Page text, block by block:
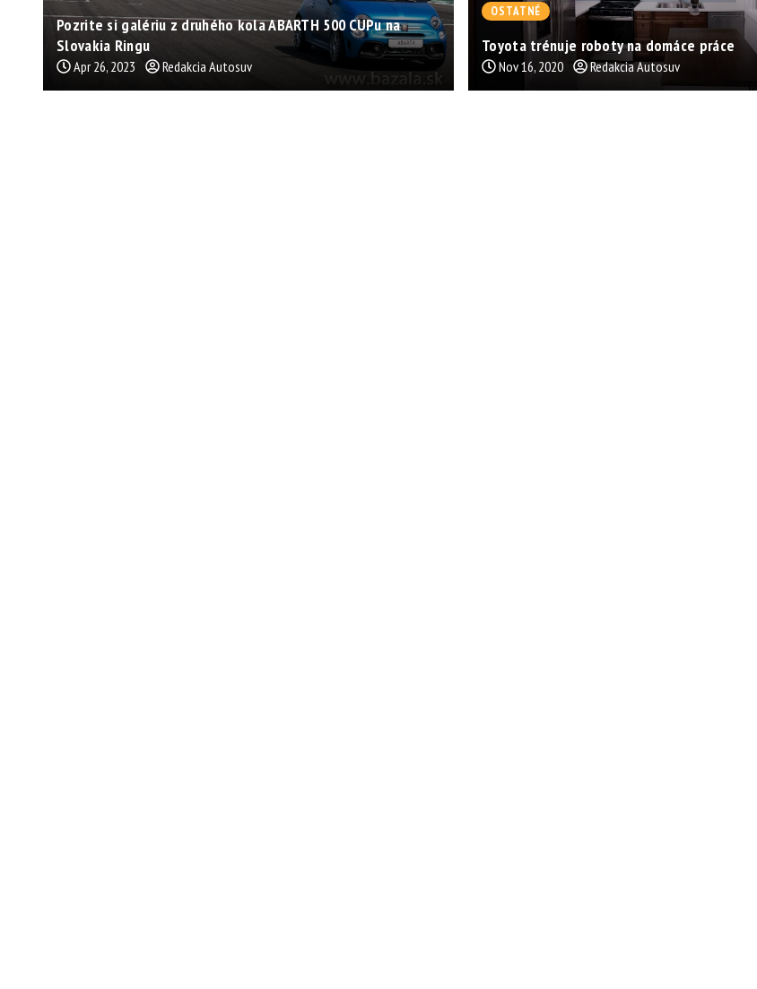
Pozrite si galériu z druhého kola ABARTH 500 CUPu na
Slovakia Ringu
Apr 26, 2023 Redakcia Autosuv
OSTATNÉ
Toyota trénuje roboty na domáce práce
Nov 16, 2020 Redakcia Autosuv